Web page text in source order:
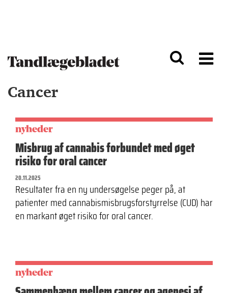
Cancer
nyheder
Misbrug af cannabis forbundet med øget
risiko for oral cancer
20.11.2025
Resultater fra en ny undersøgelse peger på, at
patienter med cannabismisbrugsforstyrrelse (CUD) har
en markant øget risiko for oral cancer.
nyheder